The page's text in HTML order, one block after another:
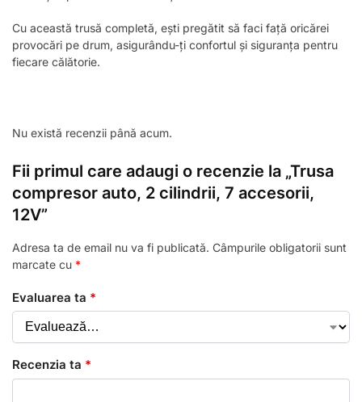
Cu această trusă completă, ești pregătit să faci față oricărei
provocări pe drum, asigurându-ți confortul și siguranța pentru
fiecare călătorie.
Nu există recenzii până acum.
Fii primul care adaugi o recenzie la „Trusa
compresor auto, 2 cilindrii, 7 accesorii,
12V”
Adresa ta de email nu va fi publicată. Câmpurile obligatorii sunt
marcate cu *
Evaluarea ta *
Recenzia ta *